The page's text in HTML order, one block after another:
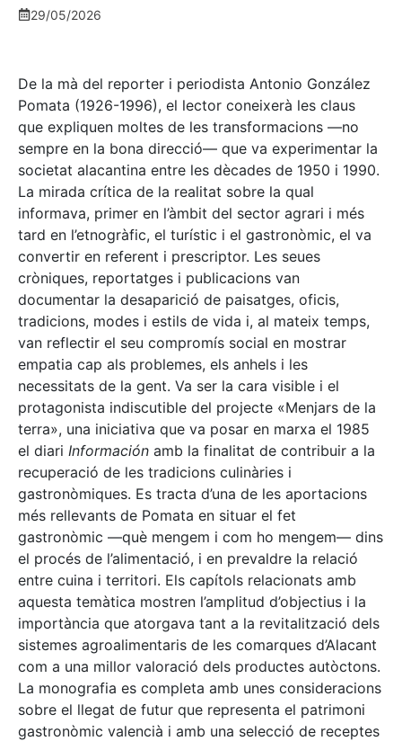
29/05/2026
De la mà del reporter i periodista Antonio González
Pomata (1926-1996), el lector coneixerà les claus
que expliquen moltes de les transformacions —no
sempre en la bona direcció— que va experimentar la
societat alacantina entre les dècades de 1950 i 1990.
La mirada crítica de la realitat sobre la qual
informava, primer en l’àmbit del sector agrari i més
tard en l’etnogràfic, el turístic i el gastronòmic, el va
convertir en referent i prescriptor. Les seues
cròniques, reportatges i publicacions van
documentar la desaparició de paisatges, oficis,
tradicions, modes i estils de vida i, al mateix temps,
van reflectir el seu compromís social en mostrar
empatia cap als problemes, els anhels i les
necessitats de la gent. Va ser la cara visible i el
protagonista indiscutible del projecte «Menjars de la
terra», una iniciativa que va posar en marxa el 1985
el diari Información amb la finalitat de contribuir a la
recuperació de les tradicions culinàries i
gastronòmiques. Es tracta d’una de les aportacions
més rellevants de Pomata en situar el fet
gastronòmic —què mengem i com ho mengem— dins
el procés de l’alimentació, i en prevaldre la relació
entre cuina i territori. Els capítols relacionats amb
aquesta temàtica mostren l’amplitud d’objectius i la
importància que atorgava tant a la revitalització dels
sistemes agroalimentaris de les comarques d’Alacant
com a una millor valoració dels productes autòctons.
La monografia es completa amb unes consideracions
sobre el llegat de futur que representa el patrimoni
gastronòmic valencià i amb una selecció de receptes